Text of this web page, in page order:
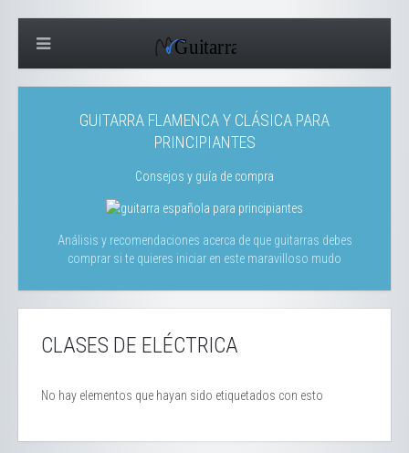
GUITARRA FLAMENCA Y CLÁSICA PARA
PRINCIPIANTES
Consejos y guía de compra
Análisis y recomendaciones acerca de que guitarras debes
comprar si te quieres iniciar en este maravilloso mudo
CLASES DE ELÉCTRICA
No hay elementos que hayan sido etiquetados con esto